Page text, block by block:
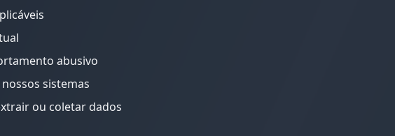
abusivo
sistemas
ou coletar dados